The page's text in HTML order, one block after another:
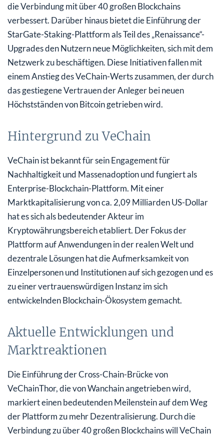
die Verbindung mit über 40 großen Blockchains
verbessert. Darüber hinaus bietet die Einführung der
StarGate-Staking-Plattform als Teil des „Renaissance“-
Upgrades den Nutzern neue Möglichkeiten, sich mit dem
Netzwerk zu beschäftigen. Diese Initiativen fallen mit
einem Anstieg des VeChain-Werts zusammen, der durch
das gestiegene Vertrauen der Anleger bei neuen
Höchstständen von Bitcoin getrieben wird.
Hintergrund zu VeChain
VeChain ist bekannt für sein Engagement für
Nachhaltigkeit und Massenadoption und fungiert als
Enterprise-Blockchain-Plattform. Mit einer
Marktkapitalisierung von ca. 2,09 Milliarden US-Dollar
hat es sich als bedeutender Akteur im
Kryptowährungsbereich etabliert. Der Fokus der
Plattform auf Anwendungen in der realen Welt und
dezentrale Lösungen hat die Aufmerksamkeit von
Einzelpersonen und Institutionen auf sich gezogen und es
zu einer vertrauenswürdigen Instanz im sich
entwickelnden Blockchain-Ökosystem gemacht.
Aktuelle Entwicklungen und
Marktreaktionen
Die Einführung der Cross-Chain-Brücke von
VeChainThor, die von Wanchain angetrieben wird,
markiert einen bedeutenden Meilenstein auf dem Weg
der Plattform zu mehr Dezentralisierung. Durch die
Verbindung zu über 40 großen Blockchains will VeChain